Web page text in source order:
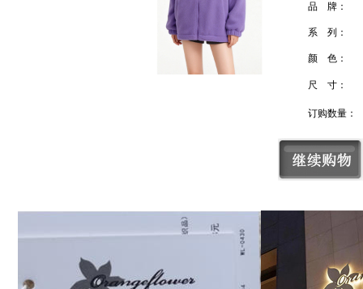
品 牌：
系 列：
颜 色：
尺 寸：
订购数量：